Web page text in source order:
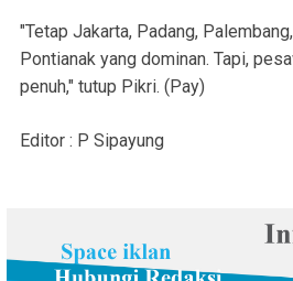
"Tetap Jakarta, Padang,
Pontianak yang dominan. Tapi,
penuh," tutup Pikri. (Pay)
Editor : P Sipayung